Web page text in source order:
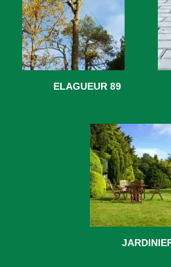
ELAGUEUR 89